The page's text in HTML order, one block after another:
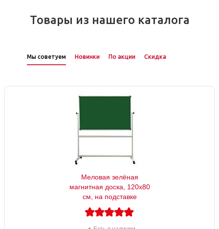
Товары из нашего каталога
Мы советуем Новинки По акции Скидка
Меловая зелёная
магнитная доска, 120х80
см, на подставке